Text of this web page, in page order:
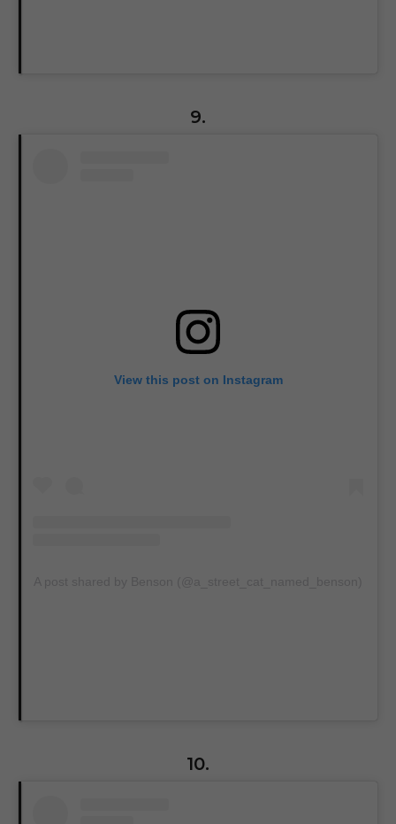
9.
View this post on Instagram
10.